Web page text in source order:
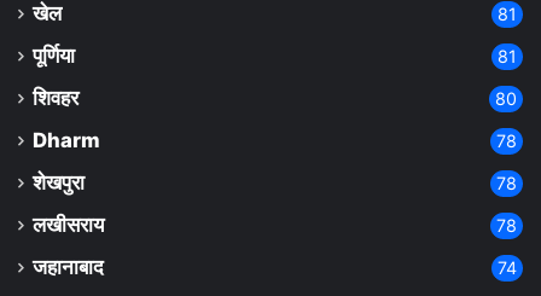
खेल 81
पूर्णिया 81
शिवहर 80
Dharm 78
शेखपुरा 78
लखीसराय 78
जहानाबाद 74